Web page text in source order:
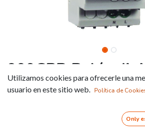
900CPR Relés
control de
Utilizamos cookies para ofrecerle una
usuario en este sitio web. Política de
Only